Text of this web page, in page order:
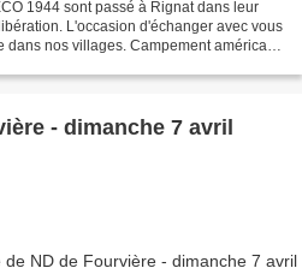
1944 sont passé à Rignat dans leur
L'occasion d'échanger avec vous
dans nos villages. Campement américain
- dimanche 7 avril